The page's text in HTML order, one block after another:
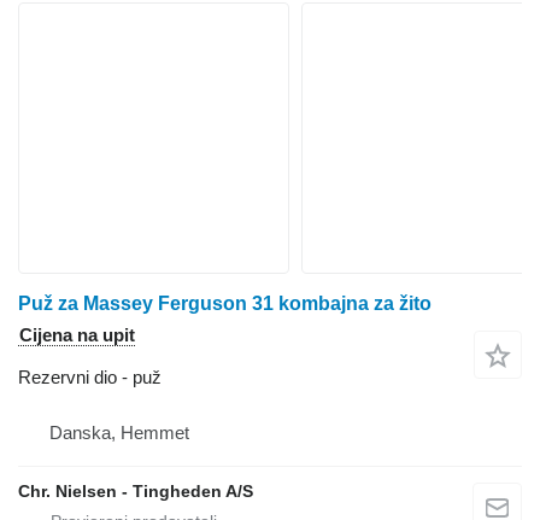
Puž za Massey Ferguson 31 kombajna za žito
Cijena na upit
Rezervni dio - puž
Danska, Hemmet
Chr. Nielsen - Tingheden A/S